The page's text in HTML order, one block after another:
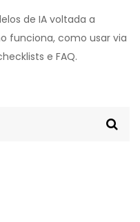
de IA voltada a
funciona, como usar via
e FAQ.